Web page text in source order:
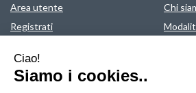
Area utente
Registrati
Contatti
Chi
Ciao!
Siamo i cookies..